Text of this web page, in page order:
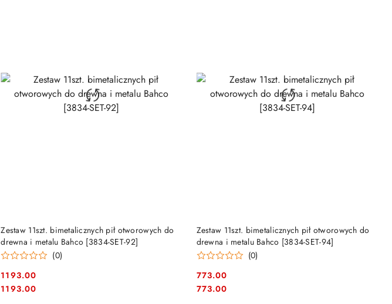
Zestaw 11szt. bimetalicznych pił otworowych do
drewna i metalu Bahco [3834-SET-92]
(0)
Cena:
1193.00
Cena:
1193.00
PRODUKT NIEDOSTĘPNY
Zestaw 11szt. bimetalicznych pił otworowych do
drewna i metalu Bahco [3834-SET-94]
(0)
Cena:
773.00
Cena:
773.00
PRODUKT NIEDOSTĘPNY